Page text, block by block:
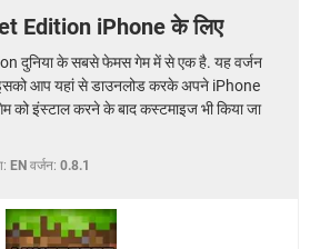
Edition iPhone के लिए
दुनिया के सबसे फेमस गेम में से एक है. यह वर्जन
इसको आप यहां से डाउनलोड करके अपने iPhone
को इंस्टाल करने के बाद कस्टमाइज भी किया जा
EN वर्जन: 0.8.1